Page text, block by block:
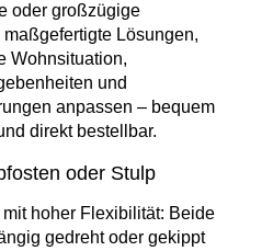
oder großzügige
Lösungen,
Wohnsituation,
und
anpassen – bequem
direkt bestellbar.
oder Stulp
hoher Flexibilität: Beide
gedreht oder gekippt